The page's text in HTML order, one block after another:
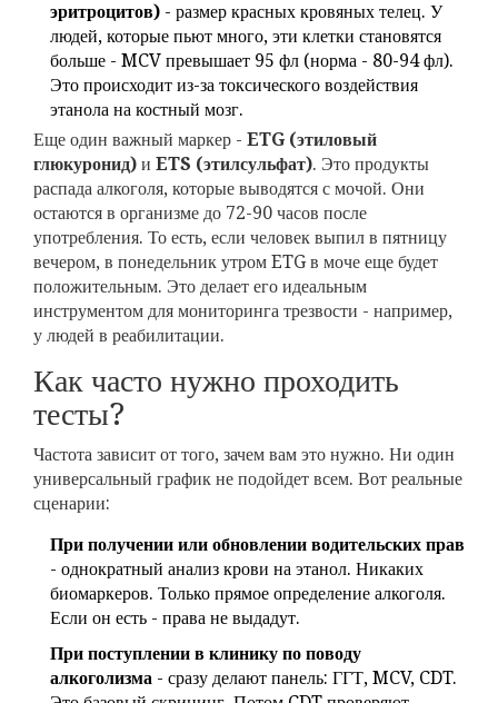
эритроцитов) - размер красных кровяных телец. У
людей, которые пьют много, эти клетки становятся
больше - MCV превышает 95 фл (норма - 80-94 фл).
Это происходит из-за токсического воздействия
этанола на костный мозг.
Еще один важный маркер - ETG (этиловый
глюкуронид) и ETS (этилсульфат). Это продукты
распада алкоголя, которые выводятся с мочой. Они
остаются в организме до 72-90 часов после
употребления. То есть, если человек выпил в пятницу
вечером, в понедельник утром ETG в моче еще будет
положительным. Это делает его идеальным
инструментом для мониторинга трезвости - например,
у людей в реабилитации.
Как часто нужно проходить
тесты?
Частота зависит от того, зачем вам это нужно. Ни один
универсальный график не подойдет всем. Вот реальные
сценарии:
При получении или обновлении водительских прав
- однократный анализ крови на этанол. Никаких
биомаркеров. Только прямое определение алкоголя.
Если он есть - права не выдадут.
При поступлении в клинику по поводу
алкоголизма - сразу делают панель: ГГТ, MCV, CDT.